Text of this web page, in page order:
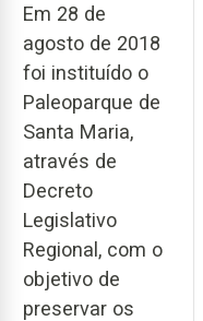
Em 28 de
agosto de 2018
foi instituído o
Paleoparque de
Santa Maria,
através de
Decreto
Legislativo
Regional, com o
objetivo de
preservar os